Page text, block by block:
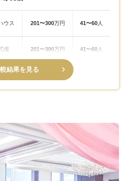
ウス 201〜300万円 41〜60 人
場 201〜300万円 41〜60 人
結果を見る